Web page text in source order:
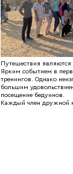
Путешествия являются
Ярким событием в
тренингов. Однако
большим
посещение бедуинов.
Каждый член дружной